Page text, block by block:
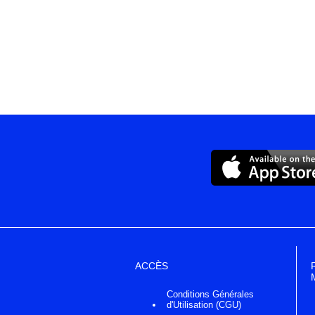
ACCÈS
Conditions Générales
d'Utilisation (CGU)